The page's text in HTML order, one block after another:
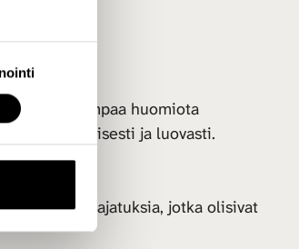
laajempaa huomiota
konkreettisesti ja luovasti.
kehoja ja ajatuksia, jotka olisivat